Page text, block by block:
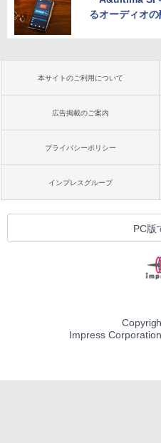
るオーディオ
本サイトのご利用について
広告掲載のご案内
プライバシーポリシー
インプレスグループ
PC版
Impress